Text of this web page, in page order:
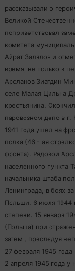
рассказывали о
Великой
поприветствовал
комитета
Айрат Залялов и
время, не только в
Арсланов Зиатдин
селе Малая Цильна
крестьянина.
паровозном депо в г.
1941 года ушел на
полка (46 - ая
фронта). Рядовой
населенного пункта
начальника штаба
Ленинграда, в боях
Польши. 6 июля 1944
степени. 15 января
(Польша) при
затем , преследуя
27 февраля 1945
2 апреля 1945 года у